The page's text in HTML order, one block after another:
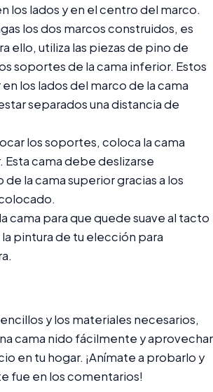
los lados y en el centro del marco.
los dos marcos construidos, es
ello, utiliza las piezas de pino de
soportes de la cama inferior. Estos
los lados del marco de la cama
separados una distancia de
los soportes, coloca la cama
Esta cama debe deslizarse
la cama superior gracias a los
cama para que quede suave al tacto
la pintura de tu elección para
y los materiales necesarios,
cama nido fácilmente y aprovechar
en tu hogar. ¡Anímate a probarlo y
fue en los comentarios!